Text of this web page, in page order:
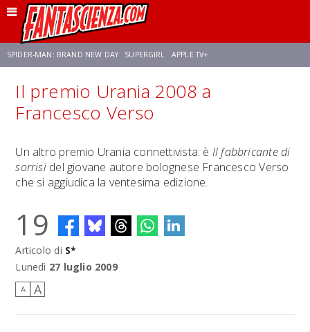
SPIDER-MAN: BRAND NEW DAY SUPERGIRL APPLE TV+
FRANCO RICCIARDIELLO ZENDAYA STAR TREK AVENGERS: DOOMSDAY
Il premio Urania 2008 a
Francesco Verso
Un altro premio Urania connettivista: è Il fabbricante di
sorrisidel giovane autore bolognese Francesco Verso
che si aggiudica la ventesima edizione.
19
Articolo di S*
Lunedì 27 luglio 2009
A A